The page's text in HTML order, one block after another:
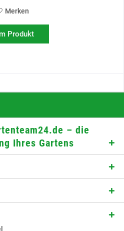
Merken
Produkt
– die
Ihres Gartens